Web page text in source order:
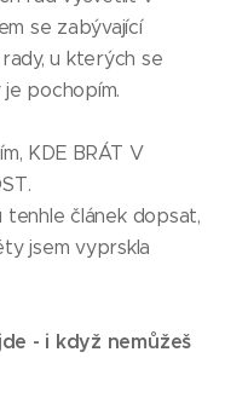
se zabývající
u kterých se
pochopím.
KDE BRÁT V
tenhle článek dopsat,
jsem vyprskla
- i když nemůžeš